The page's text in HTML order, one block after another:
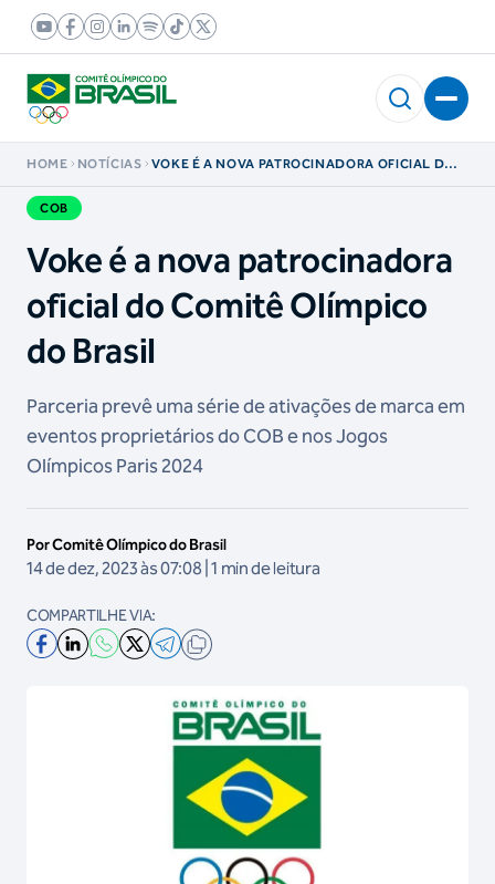
HOME NOTÍCIAS
VOKE É A NOVA PATROCINADORA OFICIAL DO
COB
Voke é a nova patrocinadora
oficial do Comitê Olímpico
do Brasil
Parceria prevê uma série de ativações de marca em
eventos proprietários do COB e nos Jogos
Olímpicos Paris 2024
Por Comitê Olímpico do Brasil
14 de dez, 2023 às 07:08 | 1 min de leitura
COMPARTILHE VIA: